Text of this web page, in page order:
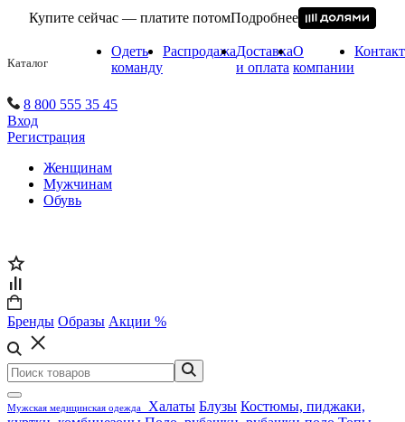
Купите сейчас — платите потомПодробнее
Каталог
Одеть
команду
РаспродажаДоставка
и оплата
О
компании
8 800 555 35 45
Вход
Регистрация
Женщинам
Мужчинам
Обувь
Бренды Образы Акции %
Мужская медицинская одежда Халаты Блузы Костюмы, пиджаки,